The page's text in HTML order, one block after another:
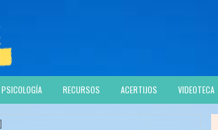
PSICOLOGÍA RECURSOS ACERTIJOS VIDEOTECA